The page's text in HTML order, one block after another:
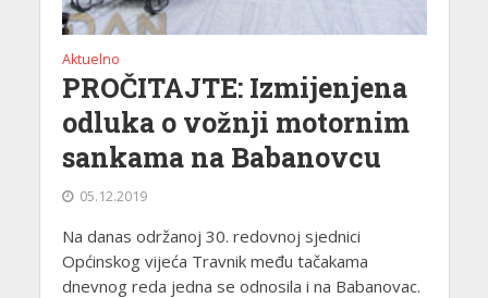
Aktuelno
PROČITAJTE: Izmijenjena
odluka o vožnji motornim
sankama na Babanovcu
05.12.2019
Na danas održanoj 30. redovnoj sjednici
Općinskog vijeća Travnik među tačakama
dnevnog reda jedna se odnosila i na Babanovac.